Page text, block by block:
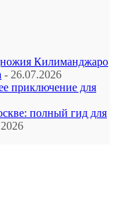
Килиманджаро
- 26.07.2026
приключение для
полный гид для